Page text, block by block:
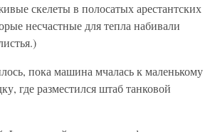
скелеты в полосатых арестантских
несчастные для тепла набивали
пока машина мчалась к маленькому
где разместился штаб танковой